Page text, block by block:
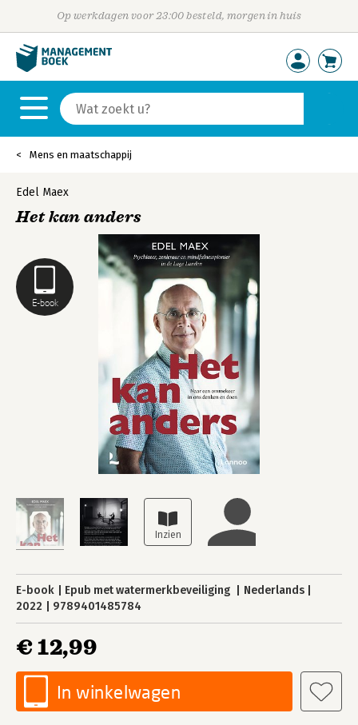
Op werkdagen voor 23:00 besteld, morgen in huis
Mens en maatschappij
E-book
Edel Maex
Het kan anders
E-book Epub met watermerkbeveiliging
Nederlands
2022
9789401485784
€ 12,99
In winkelwagen